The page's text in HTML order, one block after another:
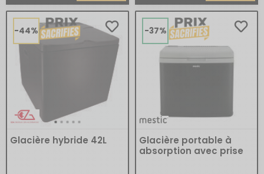
-44%
Glacière hybride 42L
-37%
Glacière portable à
absorption avec prise